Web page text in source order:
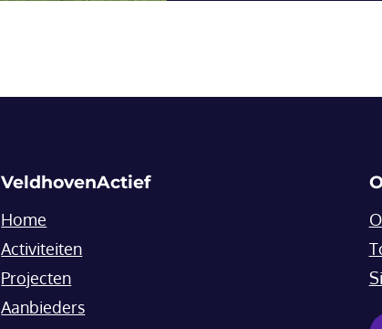
VeldhovenActief
Home
Activiteiten
Projecten
Aanbieders